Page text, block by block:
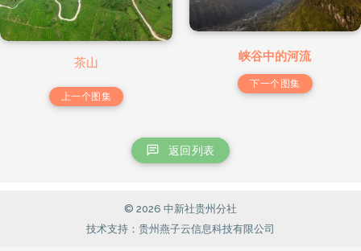
茶山
上一个图集
峡谷中的河流
下一个图集
返回列表
© 2026 中新社贵州分社
技术支持：贵州燕子云信息科技有限公司